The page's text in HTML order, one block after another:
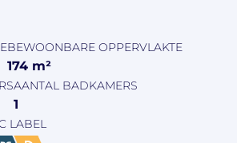
BEWOONBARE OPPERVLAKTE
174 m²
AANTAL BADKAMERS
1
LABEL